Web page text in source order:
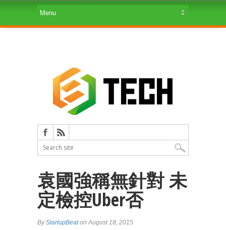
袁國強稱無針對 未
定檢控Uber否
ByStartupBeaton August 18, 2015